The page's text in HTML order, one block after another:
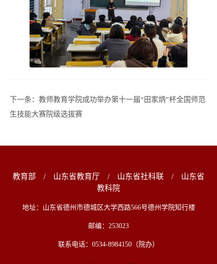
下一条： 教师教育学院成功举办第十一届“田家炳”杯全国师范
生技能大赛院级选拔赛
教育部 / 山东省教育厅 / 山东省社科联 /
山东省
教科院
地址：山东省德州市德城区大学西路566号德州学院知行楼
邮编：253023
联系电话：0534-8984150（院办）